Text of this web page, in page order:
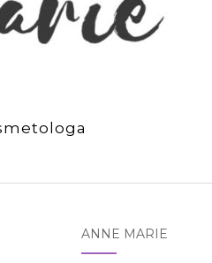
ANNE MARIE